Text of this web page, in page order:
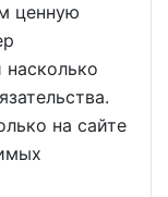
ценную
на сайте